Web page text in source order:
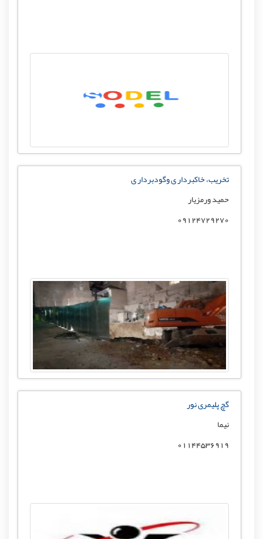
تخریب، خاکبردار ی وگودبردار ی
حمید ورمزیار
09124729270
گچ پلیمری نور
نیما
01144536919